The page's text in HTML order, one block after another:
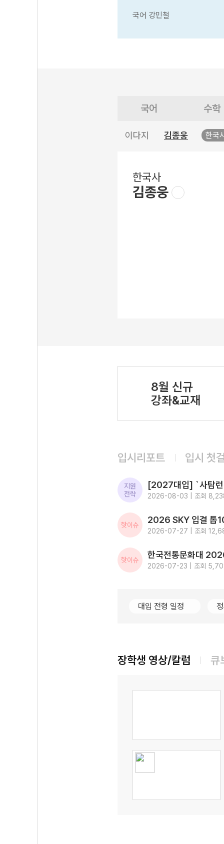
국어 강민철
국어 수학
이다지 김종웅 한국
한국사
김종웅
8월 신규
강좌&교재
입시리포트 입시 첫
지원
전략
2026-08-03 | 조회
핫이슈
2026-07-27 | 조회
핫이슈
2026-07-23 | 조회
대입 전형 일정
장학생 영상/칼럼 큐